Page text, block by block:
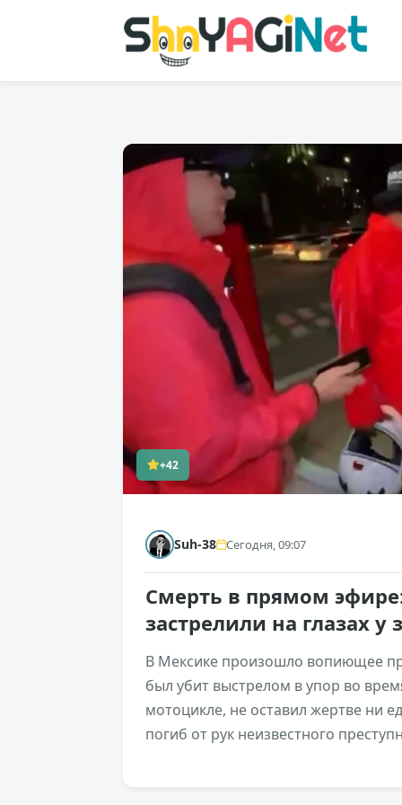
+42
Suh-38 Сегодня, 09:07
Смерть в прямом
застрелили на глазах у
В Мексике произошло вопиющее
был убит выстрелом в упор во
мотоцикле, не оставил жертве ни
погиб от рук неизвестного